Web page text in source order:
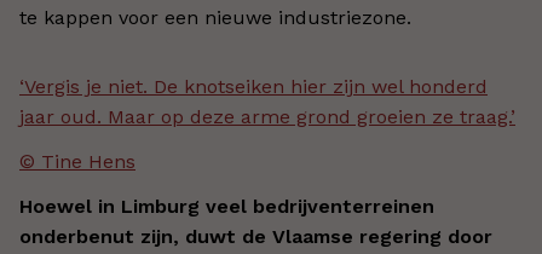
te kappen voor een nieuwe industriezone.
‘Vergis je niet. De knotseiken hier zijn wel honderd
jaar oud. Maar op deze arme grond groeien ze traag.’
© Tine Hens
Hoewel in Limburg veel bedrijventerreinen
onderbenut zijn, duwt de Vlaamse regering door